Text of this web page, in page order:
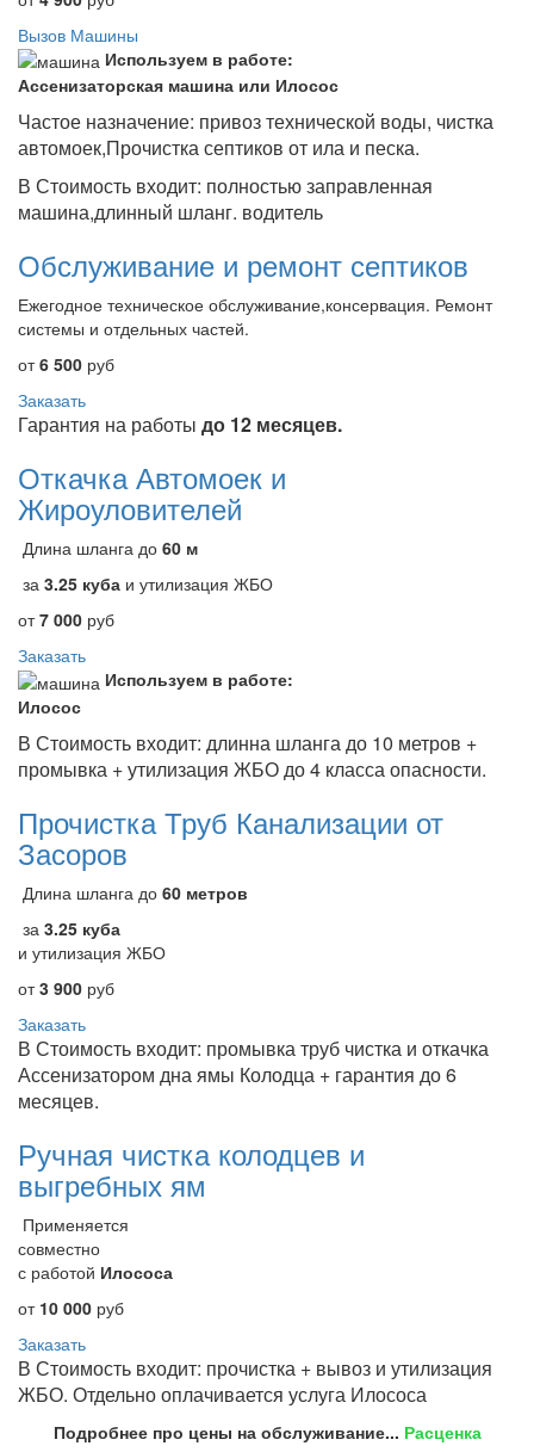
Вызов Машины
Используем в работе:
Ассенизаторская машина или Илосос
Частое назначение: привоз технической воды, чистка
автомоек,Прочистка септиков от ила и песка.
В Стоимость входит: полностью заправленная
машина,длинный шланг. водитель
Обслуживание и ремонт септиков
Ежегодное техническое обслуживание,консервация. Ремонт
системы и отдельных частей.
от6 500 руб
Заказать
Гарантия на работы до 12 месяцев.
Откачка Автомоек и
Жироуловителей
Длина шланга до 60 м
за 3.25 куба и утилизация ЖБО
от7 000 руб
Заказать
Используем в работе:
Илосос
В Стоимость входит: длинна шланга до 10 метров +
промывка + утилизация ЖБО до 4 класса опасности.
Прочистка Труб Канализации от
Засоров
Длина шланга до 60 метров
за 3.25 куба
и утилизация ЖБО
от3 900 руб
Заказать
В Стоимость входит: промывка труб чистка и откачка
Ассенизатором дна ямы Колодца + гарантия до 6
месяцев.
Ручная чистка колодцев и
выгребных ям
Применяется
совместно
с работой Илососа
от 10 000 руб
Заказать
В Стоимость входит: прочистка + вывоз и утилизация
ЖБО. Отдельно оплачивается услуга Илососа
Подробнее про цены на обслуживание... Расценка